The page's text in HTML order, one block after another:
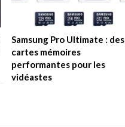
Samsung Pro Ultimate : des
cartes mémoires
performantes pour les
vidéastes